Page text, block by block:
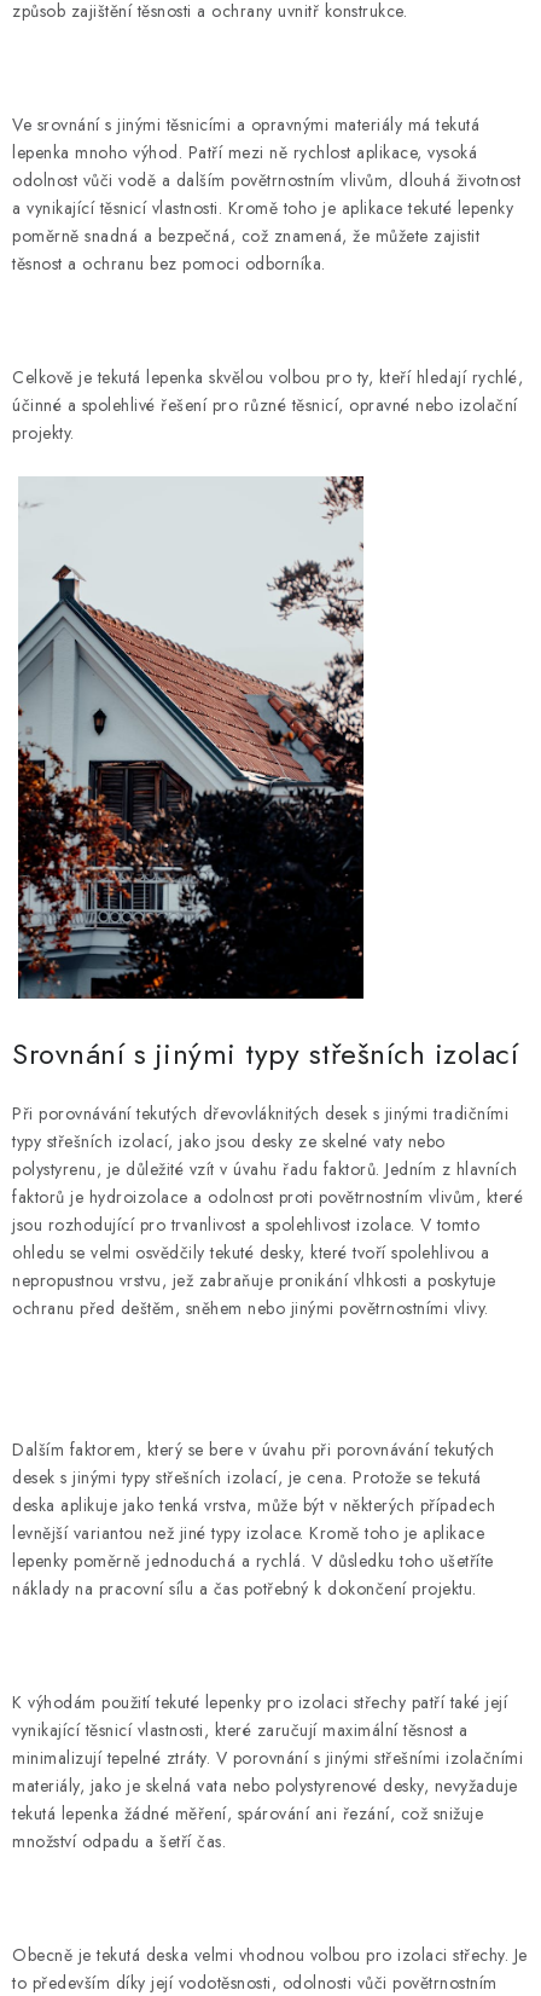
způsob zajištění těsnosti a ochrany uvnitř konstrukce.
Ve srovnání s jinými těsnicími a opravnými materiály má tekutá
lepenka mnoho výhod. Patří mezi ně rychlost aplikace, vysoká
odolnost vůči vodě a dalším povětrnostním vlivům, dlouhá životnost
a vynikající těsnicí vlastnosti. Kromě toho je aplikace tekuté lepenky
poměrně snadná a bezpečná, což znamená, že můžete zajistit
těsnost a ochranu bez pomoci odborníka.
Celkově je tekutá lepenka skvělou volbou pro ty, kteří hledají rychlé,
účinné a spolehlivé řešení pro různé těsnicí, opravné nebo izolační
projekty.
Srovnání s jinými typy střešních izolací
Při porovnávání tekutých dřevovláknitých desek s jinými tradičními
typy střešních izolací, jako jsou desky ze skelné vaty nebo
polystyrenu, je důležité vzít v úvahu řadu faktorů. Jedním z hlavních
faktorů je hydroizolace a odolnost proti povětrnostním vlivům, které
jsou rozhodující pro trvanlivost a spolehlivost izolace. V tomto
ohledu se velmi osvědčily tekuté desky, které tvoří spolehlivou a
nepropustnou vrstvu, jež zabraňuje pronikání vlhkosti a poskytuje
ochranu před deštěm, sněhem nebo jinými povětrnostními vlivy.
Dalším faktorem, který se bere v úvahu při porovnávání tekutých
desek s jinými typy střešních izolací, je cena. Protože se tekutá
deska aplikuje jako tenká vrstva, může být v některých případech
levnější variantou než jiné typy izolace. Kromě toho je aplikace
lepenky poměrně jednoduchá a rychlá. V důsledku toho ušetříte
náklady na pracovní sílu a čas potřebný k dokončení projektu.
K výhodám použití tekuté lepenky pro izolaci střechy patří také její
vynikající těsnicí vlastnosti, které zaručují maximální těsnost a
minimalizují tepelné ztráty. V porovnání s jinými střešními izolačními
materiály, jako je skelná vata nebo polystyrenové desky, nevyžaduje
tekutá lepenka žádné měření, spárování ani řezání, což snižuje
množství odpadu a šetří čas.
Obecně je tekutá deska velmi vhodnou volbou pro izolaci střechy. Je
to především díky její vodotěsnosti, odolnosti vůči povětrnostním